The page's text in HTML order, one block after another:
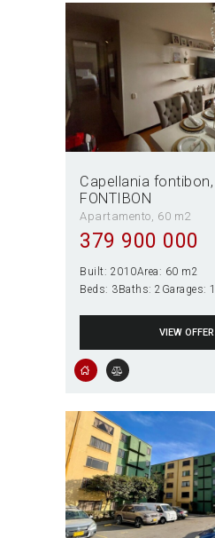
Capellania fontibon
FONTIBON
Apartamento 60 m2
379 900 000
Built: 2010Area: 60 m2
Beds: 3Baths: 2 Garages: 1
VIEW OFFER